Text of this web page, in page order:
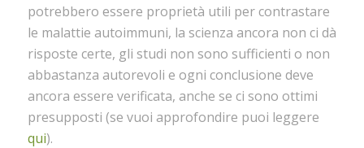
potrebbero essere proprietà utili per contrastare
le malattie autoimmuni, la scienza ancora non ci dà
risposte certe, gli studi non sono sufficienti o non
abbastanza autorevoli e ogni conclusione deve
ancora essere verificata, anche se ci sono ottimi
presupposti (se vuoi approfondire puoi leggere
qui).